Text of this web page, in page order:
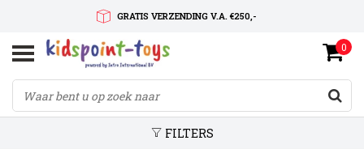
GRATIS VERZENDING V.A. €250,-
SNELLE LEVERTIJD
SERVICE OP MAAT
0
FILTERS